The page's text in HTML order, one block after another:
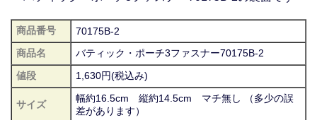
商品番号
70175B-2
商品名
バティック・ポーチ3ファスナー70175B-2
値段
1,630円(税込み)
サイズ
幅約16.5cm 縦約14.5cm マチ無し （多少の誤
差があります）